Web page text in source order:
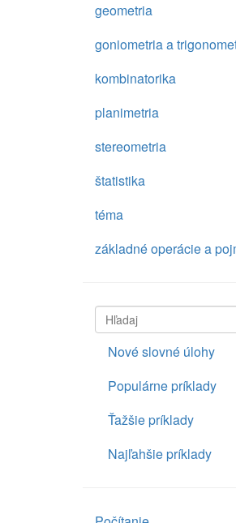
geometria
goniometria a
kombinatorika
planimetria
stereometria
štatistika
téma
základné operácie a
Nové slovné úlohy
Populárne príklady
Ťažšie príklady
Najľahšie príklady